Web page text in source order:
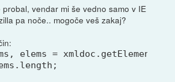
vendar mi še vedno samo v IE
pa noče.. mogoče veš zakaj?
elems =